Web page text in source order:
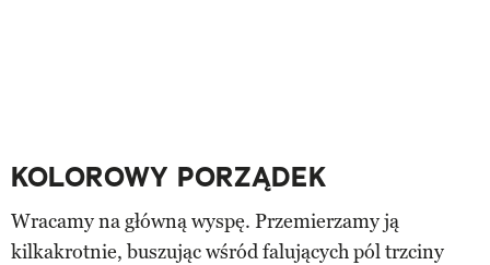
KOLOROWY PORZĄDEK
Wracamy na główną wyspę. Przemierzamy ją
kilkakrotnie, buszując wśród falujących pól trzciny